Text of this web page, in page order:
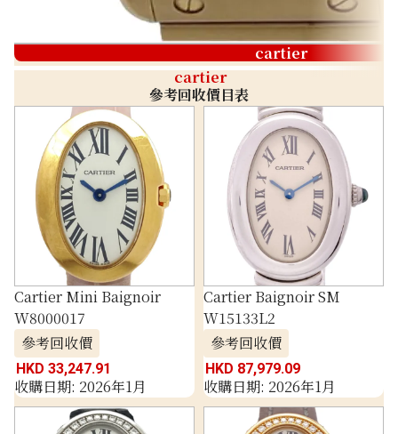
cartier
cartier
參考回收價目表
Cartier Mini Baignoir
W8000017
參考回收價
HKD 33,247.91
收購日期: 2026年1月
Cartier Baignoir SM
W15133L2
參考回收價
HKD 87,979.09
收購日期: 2026年1月